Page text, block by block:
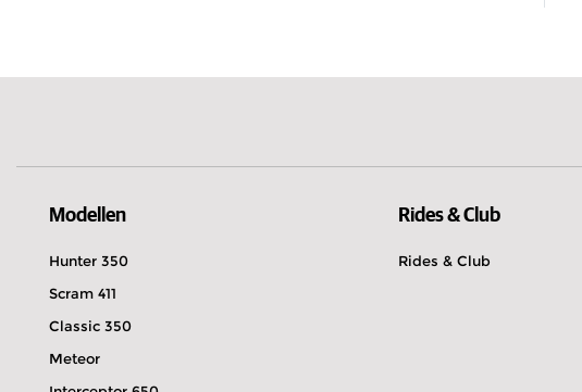
Modellen
Hunter 350
Scram 411
Classic 350
Meteor
Rides & Club
Rides & Club